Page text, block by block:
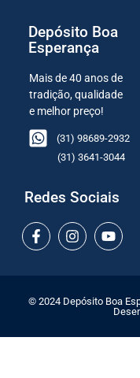
Depósito Boa
Esperança
Mais de 40 anos de
tradição, qualidade
e melhor preço!
(31) 98689-2932
(31) 3641-3044
Redes Sociais
© 2024 Depósito Boa